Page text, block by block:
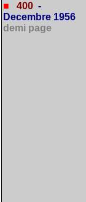
■ 400 -
Decembre 1956
demi page